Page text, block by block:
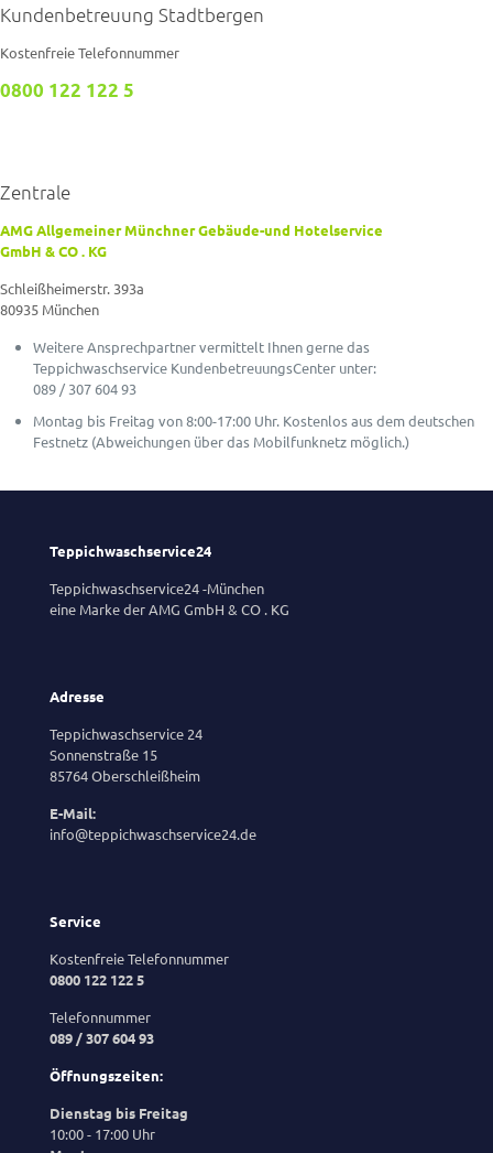
Kundenbetreuung Stadtbergen
Kostenfreie Telefonnummer
0800 122 122 5
Zentrale
AMG Allgemeiner Münchner Gebäude-und Hotelservice
GmbH & CO . KG
Schleißheimerstr. 393a
80935 München
Weitere Ansprechpartner vermittelt Ihnen gerne das
Teppichwaschservice KundenbetreuungsCenter unter:
089 / 307 604 93
Montag bis Freitag von 8:00-17:00 Uhr. Kostenlos aus dem deutschen
Festnetz (Abweichungen über das Mobilfunknetz möglich.)
Teppichwaschservice24
Teppichwaschservice24 -München
eine Marke der AMG GmbH & CO . KG
Adresse
Teppichwaschservice 24
Sonnenstraße 15
85764 Oberschleißheim
E-Mail:
info@teppichwaschservice24.de
Service
Kostenfreie Telefonnummer
0800 122 122 5
Telefonnummer
089 / 307 604 93
Öffnungszeiten:
Dienstag bis Freitag
10:00 - 17:00 Uhr